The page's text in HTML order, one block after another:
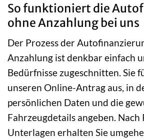
So funktioniert die
ohne Anzahlung bei uns
Der Prozess der
Anzahlung ist denkbar einfach
Bedürfnisse zugeschnitten. Sie
unseren Online-Antrag aus, in
persönlichen Daten und die
Fahrzeugdetails angeben.
Unterlagen erhalten Sie